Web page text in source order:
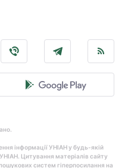
інформації УНІАН у будь-якій
Цитування матеріалів сайту
систем гіперпосилання на